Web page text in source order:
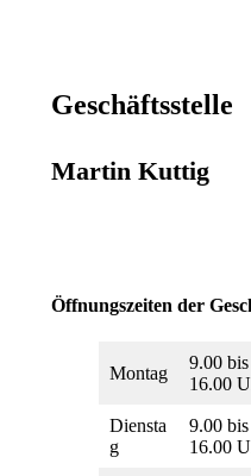
Geschäftsstelle
Martin Kuttig
Öffnungszeiten der
Montag
9.00
16.00
Diensta
g
9.00
16.00